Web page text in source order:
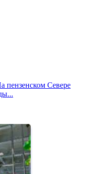
пензенском Севере